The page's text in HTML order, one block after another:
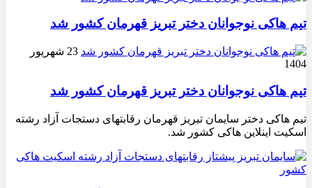
تیم هاکی نوجوانان دختر تبریز قهرمان کشور شد
23 شهریور
1404
تیم هاکی نوجوانان دختر تبریز قهرمان کشور شد
تیم هاکی دختر سایمان تبریز قهرمان رقابتهای دستجات آزاد رشته
اسکیت اینلاین هاکی کشور شد.